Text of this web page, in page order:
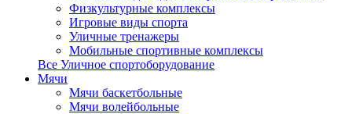
Физкультурные комплексы
Игровые виды спорта
Уличные тренажеры
Мобильные спортивные комплексы
Все Уличное спортоборудование
Мячи
Мячи баскетбольные
Мячи волейбольные